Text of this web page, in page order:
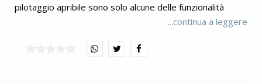
pilotaggio apribile sono solo alcune delle funzionalità
aeronautiche che scoprirai durante la costruzione. È stato
contrassegni dell'aeronautica militare statunitense.
...continua a leggere